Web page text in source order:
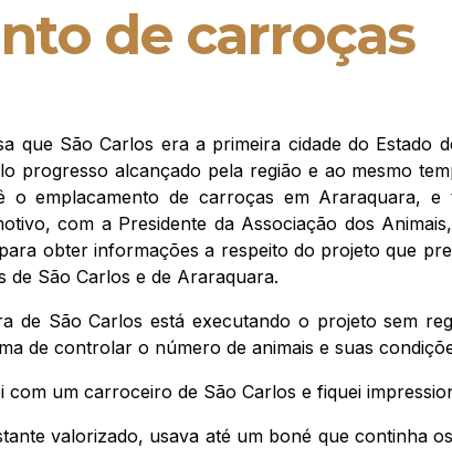
de carroças
que São Carlos era a primeira cidade do
progresso alcançado pela região e ao mesmo
o emplacamento de carroças em Araraquara,
com a Presidente da Associação dos
obter informações a respeito do projeto que
de São Carlos e de Araraquara.
de São Carlos está executando o projeto sem
de controlar o número de animais e suas
um carroceiro de São Carlos e fiquei
valorizado, usava até um boné que continha